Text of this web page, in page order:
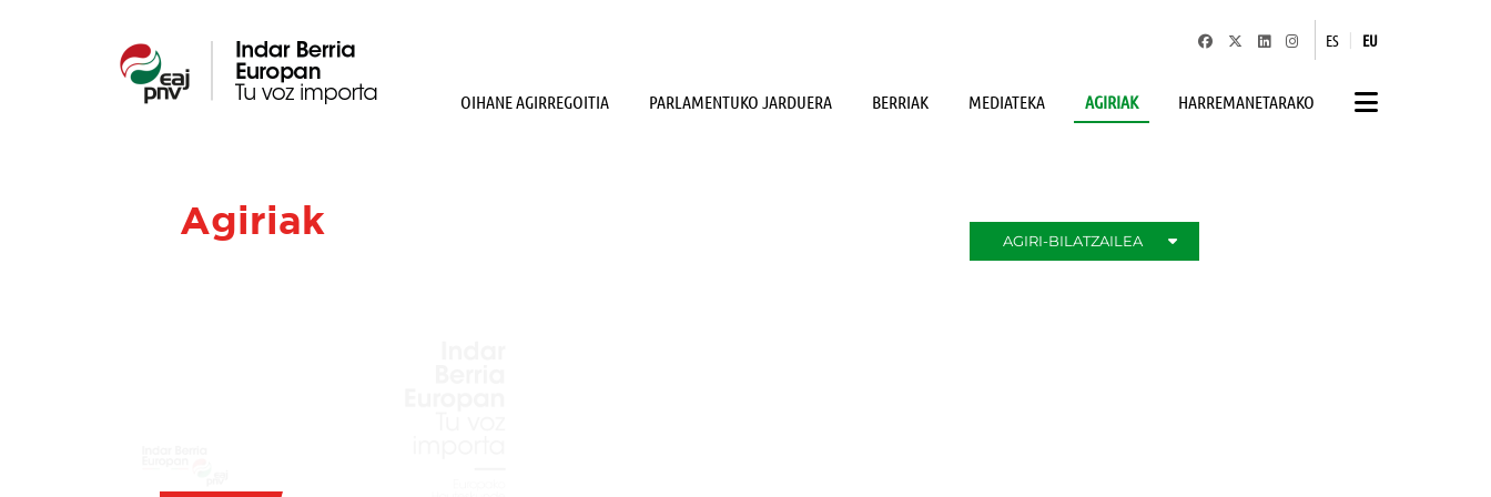
ES | EU
OIHANE AGIRREGOITIA PARLAMENTUKO JARDUERA BERRIAK MEDIATEKA AGIRIAK HARREMANETARAKO
Agiriak
Europako
AGIRI-BILATZAILEA